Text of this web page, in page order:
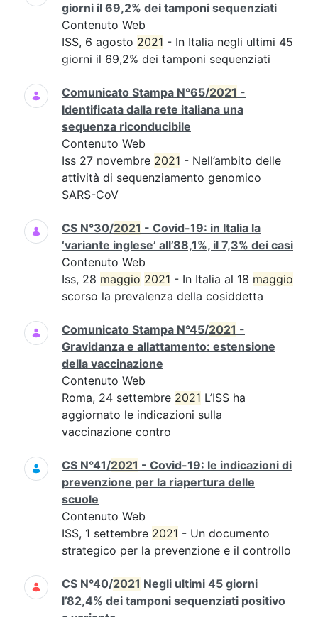
giorni il 69,2% dei tamponi sequenziati
Contenuto Web
ISS, 6 agosto 2021 - In Italia negli ultimi 45
giorni il 69,2% dei tamponi sequenziati
Comunicato Stampa N°65/2021 -
Identificata dalla rete italiana una
sequenza riconducibile
Contenuto Web
Iss 27 novembre 2021 - Nell’ambito delle
attività di sequenziamento genomico
SARS-CoV
CS N°30/2021 - Covid-19: in Italia la
‘variante inglese’ all’88,1%, il 7,3% dei casi
Contenuto Web
Iss, 28 maggio 2021 - In Italia al 18 maggio
scorso la prevalenza della cosiddetta
Comunicato Stampa N°45/2021 -
Gravidanza e allattamento: estensione
della vaccinazione
Contenuto Web
Roma, 24 settembre 2021 L’ISS ha
aggiornato le indicazioni sulla
vaccinazione contro
CS N°41/2021 - Covid-19: le indicazioni di
prevenzione per la riapertura delle
scuole
Contenuto Web
ISS, 1 settembre 2021 - Un documento
strategico per la prevenzione e il controllo
CS N°40/2021 Negli ultimi 45 giorni
l’82,4% dei tamponi sequenziati positivo